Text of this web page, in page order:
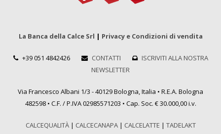
La Banca della Calce Srl | Privacy e Condizioni di vendita
+39 051 4842426 CONTATTI
ISCRIVITI ALLA NOSTRA
NEWSLETTER
Via Francesco Albani 1/3 - 40129 Bologna, Italia • R.E.A. Bologna
482598 • C.F. / P.IVA 02985571203 • Cap. Soc. € 30.000,00 i.v.
CALCEQUALITÀ| CALCECANAPA| CALCELATTE | TADELAKT